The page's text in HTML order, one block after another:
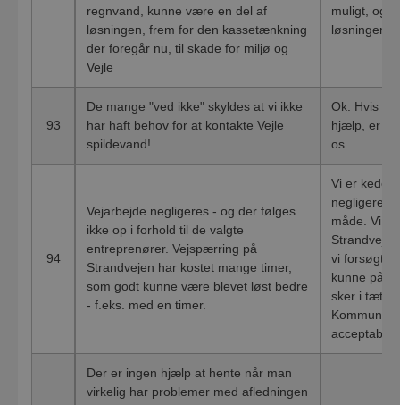
regnvand, kunne være en del af
løsningen, frem for den kassetænkning
der foregår nu, til skade for miljø og
Vejle
muligt, og
løsninger.
93
De mange "ved ikke" skyldes at vi ikke
har haft behov for at kontakte Vejle
spildevand!
Ok. Hvis
hjælp, er du
os.
94
Vejarbejde negligeres - og der følges
ikke op i forhold til de valgte
entreprenører. Vejspærring på
Strandvejen har kostet mange timer,
som godt kunne være blevet løst bedre
- f.eks. med en timer.
Vi er kede
negligerer
måde. Vi
vi forsøgte
kunne på
sker i tæt
Kommune,
acceptabel.
Der er ingen hjælp at hente når man
virkelig har problemer med afledningen